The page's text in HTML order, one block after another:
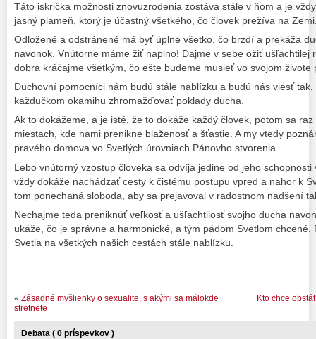
Táto iskrička možnosti znovuzrodenia zostáva stále v ňom a je
jasný plameň, ktorý je účastný všetkého, čo človek prežíva na
Odložené a odstránené má byť úplne všetko, čo brzdí a prekáža
navonok. Vnútorne máme žiť naplno! Dajme v sebe ožiť ušľachtilej
dobra kráčajme všetkým, čo ešte budeme musieť vo svojom živote
Duchovní pomocníci nám budú stále nablízku a budú nás viesť
každučkom okamihu zhromažďovať poklady ducha.
Ak to dokážeme, a je isté, že to dokáže každý človek, potom sa
miestach, kde nami prenikne blaženosť a šťastie. A my vtedy
pravého domova vo Svetlých úrovniach Pánovho stvorenia.
Lebo vnútorný vzostup človeka sa odvíja jedine od jeho
vždy dokáže nachádzať cesty k čistému postupu vpred a nahor k
tom ponechaná sloboda, aby sa prejavoval v radostnom nadšení
Nechajme teda preniknúť veľkosť a ušľachtilosť svojho ducha
ukáže, čo je správne a harmonické, a tým pádom Svetlom
Svetla na všetkých našich cestách stále nablízku.
Kto chce
« Zásadné myšlienky o sexualite, s akými sa málokde
stretnete
Debata ( 0 príspevkov )